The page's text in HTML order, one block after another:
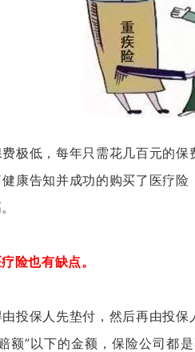
极低 ，每年只需花几百元的保
康告知并成功的购买了医疗险
。
疗险也有缺点。
投保人先垫付 ， 然后再由投保
额”以下的金额 ，保险公司都